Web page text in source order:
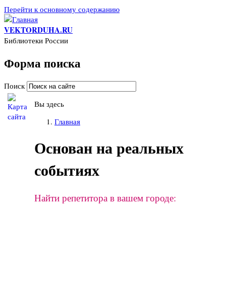
Перейти к основному содержанию
VEKTORDUHA.RU
Библиотеки России
Форма поиска
Поиск
Вы здесь
Главная
Основан на реальных
событиях
Найти репетитора в вашем городе: